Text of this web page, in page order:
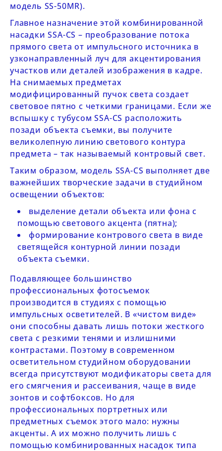
модель SS-50MR).
Главное назначение этой комбинированной
насадкиSSA-CS– преобразование потока
прямого света от импульсного источника в
узконаправленный луч для акцентирования
участков или деталей изображения в кадре.
На снимаемых предметах
модифицированный пучок света создает
световое пятно с четкими границами. Если же
вспышку с тубусомSSA-CS расположить
позади объекта съемки, вы получите
великолепную линию светового контура
предмета – так называемый контровый свет.
Таким образом, модель SSA-CS выполняет две
важнейших творческие задачи в студийном
освещении объектов:
выделение детали объекта или фона с
помощью светового акцента (пятна);
формирование контрового света в виде
светящейся контурной линии позади
объекта съемки.
Подавляющее большинство
профессиональных фотосъемок
производится в студиях с помощью
импульсных осветителей. В «чистом виде»
они способны давать лишь потоки жесткого
света с резкими тенями и излишними
контрастами. Поэтому в современном
осветительном студийном оборудовании
всегда присутствуют модификаторы света для
его смягчения и рассеивания, чаще в виде
зонтов и софтбоксов. Но для
профессиональных портретных или
предметных съемок этого мало: нужны
акценты. А их можно получить лишь с
помощью комбинированных насадок типа